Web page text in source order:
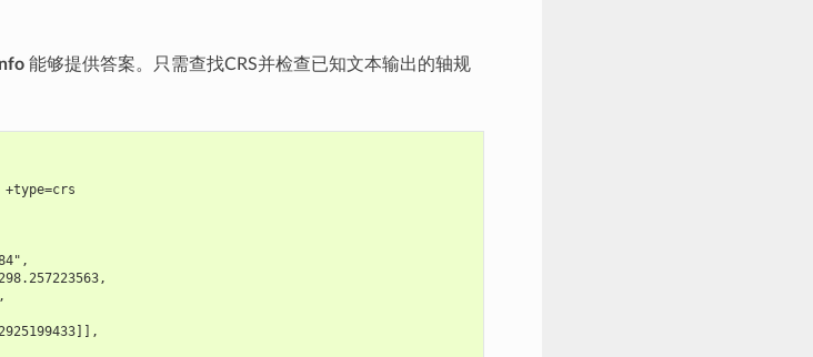
能够提供答案。只需查找CRS并检查已知文本输出的轴规
+type=crs